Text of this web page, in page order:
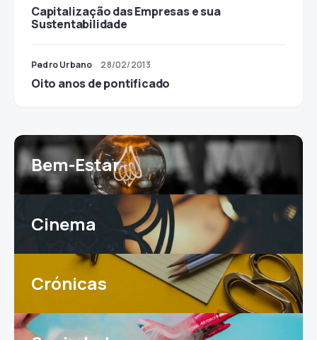
Capitalização das Empresas e sua
Sustentabilidade
Pedro Urbano 28/02/2013
Oito anos de pontificado
Bem-Estar
Cinema
Crónicas